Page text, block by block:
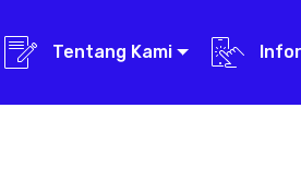
Tentang Kami